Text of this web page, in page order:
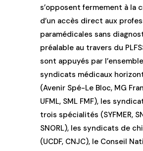
s’opposent fermement à la
d’un accès direct aux
paramédicales sans
préalable au travers du
sont appuyés par
syndicats médicaux
(Avenir Spé-Le Bloc, MG
UFML, SML FMF), les
trois spécialités (SYFMER,
SNORL), les syndicats de
(UCDF, CNJC), le Conseil